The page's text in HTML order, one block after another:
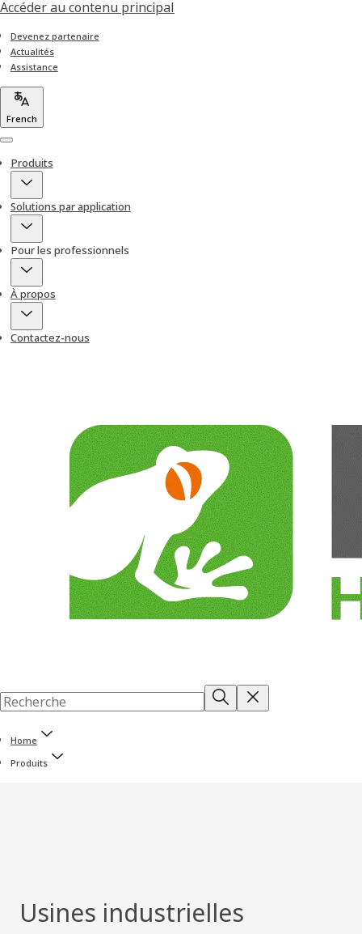
Accéder au contenu principal
Devenez partenaire
Actualités
Assistance
French
Menu
Produits
Solutions par application
Pour les professionnels
À propos
Contactez-nous
Home
Produits
Usines industrielles